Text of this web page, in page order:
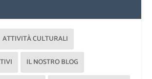
ATTIVITÀ CULTURALI
IL NOSTRO BLOG